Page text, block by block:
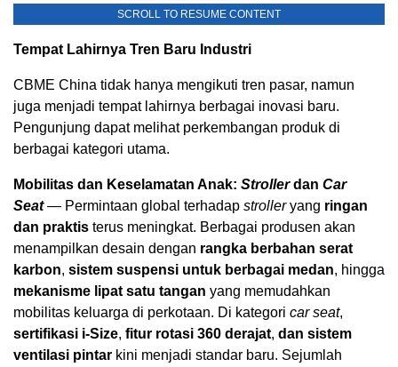
SCROLL TO RESUME CONTENT
Tempat Lahirnya Tren Baru Industri
CBME China tidak hanya mengikuti tren pasar, namun
juga menjadi tempat lahirnya berbagai inovasi baru.
Pengunjung dapat melihat perkembangan produk di
berbagai kategori utama.
Mobilitas dan Keselamatan Anak: Strollerdan Car
Seat— Permintaan global terhadap strolleryang ringan
dan praktis terus meningkat. Berbagai produsen akan
menampilkan desain dengan rangka berbahan serat
karbon, sistem suspensi untuk berbagai medan, hingga
mekanisme lipat satu tangan yang memudahkan
mobilitas keluarga di perkotaan. Di kategori car seat,
sertifikasi i-Size, fitur rotasi 360 derajat, dan sistem
ventilasi pintar kini menjadi standar baru. Sejumlah